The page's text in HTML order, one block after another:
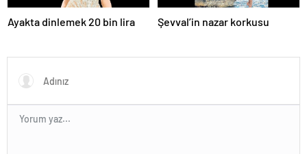
Ayakta dinlemek 20 bin lira Şevval’in nazar korkusu